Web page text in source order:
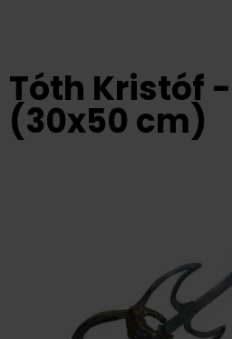
Tóth Kristóf
(30x50 cm)